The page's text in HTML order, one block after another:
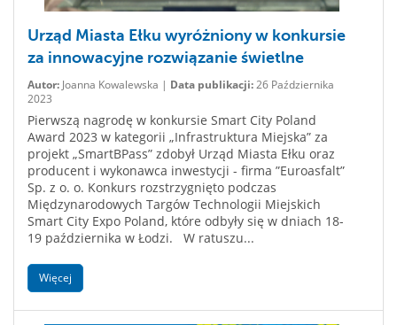
Urząd Miasta Ełku wyróżniony w konkursie
za innowacyjne rozwiązanie świetlne
Autor: Joanna Kowalewska | Data publikacji:26 Października
2023
Pierwszą nagrodę w konkursie Smart City Poland
Award 2023 w kategorii „Infrastruktura Miejska” za
projekt „SmartBPass” zdobył Urząd Miasta Ełku oraz
producent i wykonawca inwestycji - firma ”Euroasfalt”
Sp. z o. o. Konkurs rozstrzygnięto podczas
Międzynarodowych Targów Technologii Miejskich
Smart City Expo Poland, które odbyły się w dniach 18-
19 października w Łodzi. W ratuszu...
Więcej